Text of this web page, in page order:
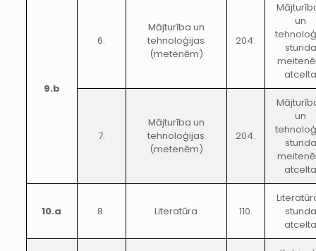
9.b
6.
Mājturība un
tehnoloģijas
(metenēm)
204.
un
stunda
7.
Mājturība un
tehnoloģijas
(metenēm)
204.
un
stunda
10.a 8. Literatūra 110.
stunda